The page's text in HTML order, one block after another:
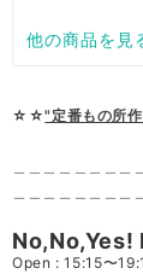
☆☆"定番もの所
No,No,Yes!
Open : 15:15〜